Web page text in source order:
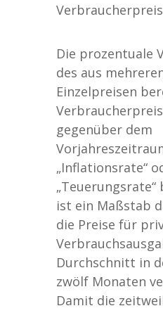
Die prozentuale
des aus
Einzelpreisen
gegenüber dem
„Inflationsrate“
„Teuerungsrate“
ist ein Maßstab
die Preise für
Durchschnitt in
zwölf Monaten
Damit die